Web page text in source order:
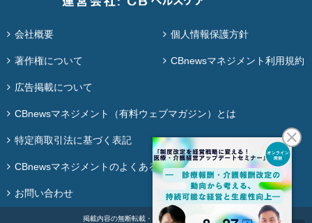
会社概要 個人情報保護方針
著作権について CBnewsマネジメント利用規約
広告掲載について
CBnewsマネジメント（有料ウェブマガジン）とは
特定商取引法に基づく表記
CBnewsマネジメントのよくある質問
お問い合わせ
掲載内容の無断転載・再配布は固く禁じます。